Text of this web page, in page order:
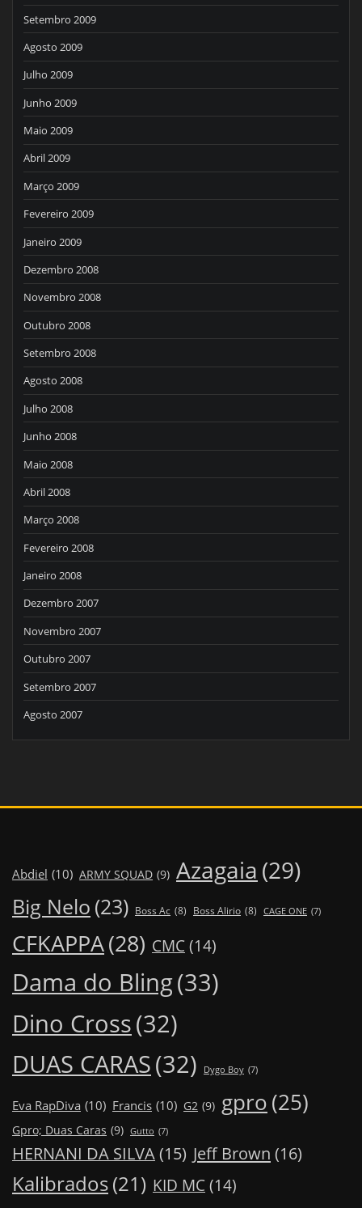
Setembro 2009
Agosto 2009
Julho 2009
Junho 2009
Maio 2009
Abril 2009
Março 2009
Fevereiro 2009
Janeiro 2009
Dezembro 2008
Novembro 2008
Outubro 2008
Setembro 2008
Agosto 2008
Julho 2008
Junho 2008
Maio 2008
Abril 2008
Março 2008
Fevereiro 2008
Janeiro 2008
Dezembro 2007
Novembro 2007
Outubro 2007
Setembro 2007
Agosto 2007
Abdiel (10) ARMY SQUAD (9) Azagaia (29)
Big Nelo (23) Boss Ac (8) Boss Alirio (8) CAGE ONE (7)
CFKAPPA(28) CMC (14)
Dama do Bling(33)
Dino Cross(32)
DUAS CARAS(32) Dygo Boy (7)
Eva RapDiva (10) Francis (10) G2 (9) gpro(25)
Gpro; Duas Caras (9) Gutto (7)
HERNANI DA SILVA(15) Jeff Brown (16)
Kalibrados(21) KID MC (14)